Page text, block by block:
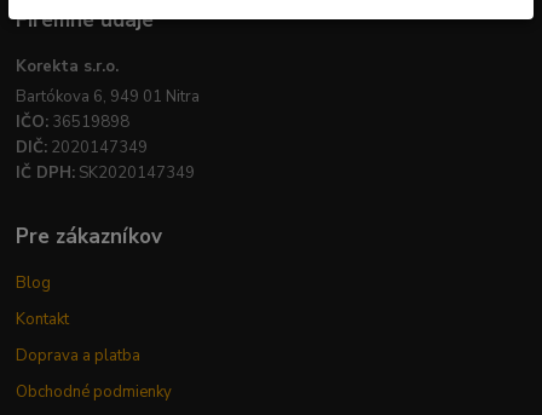
Firemné údaje
Korekta s.r.o.
Bartókova 6, 949 01 Nitra
IČO: 36519898
DIČ: 2020147349
IČ DPH: SK2020147349
Pre zákazníkov
Blog
Kontakt
Doprava a platba
Obchodné podmienky